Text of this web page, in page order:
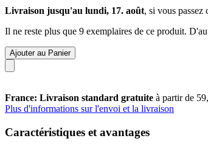
Livraison jusqu'au lundi, 17. août, si vous passez
Il ne reste plus que 9 exemplaires de ce produit.
Ajouter au Panier
France: Livraison standard gratuite à partir de
Plus d'informations sur l'envoi et la livraison
Caractéristiques et avantages